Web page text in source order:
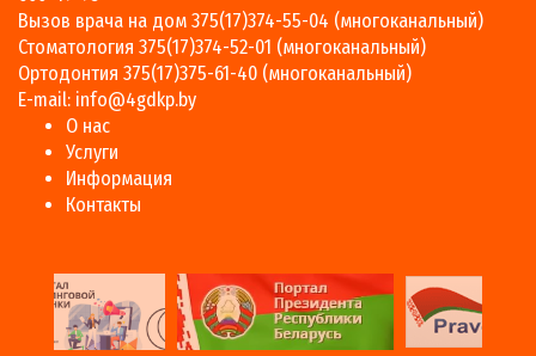
Вызов врача на дом 375(17)374-55-04 (многоканальный)
Стоматология 375(17)374-52-01 (многоканальный)
Ортодонтия 375(17)375-61-40 (многоканальный)
E-mail: info@4gdkp.by
О нас
Услуги
Информация
Контакты